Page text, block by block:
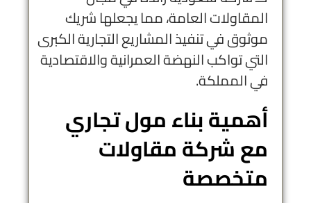
المقاولات العامة، مما يجعلها شريك
موثوق في تنفيذ المشاريع التجارية الكبرى
التي تواكب النهضة العمرانية والاقتصادية
في المملكة.
أهمية بناء مول تجاري
مع شركة مقاولات
متخصصة